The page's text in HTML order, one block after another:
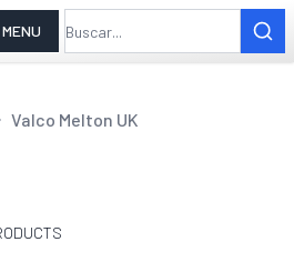
MENU
Valco Melton UK